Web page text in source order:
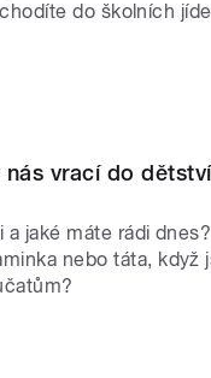
do školních
vrací do
jaké máte rádi
nebo táta, když